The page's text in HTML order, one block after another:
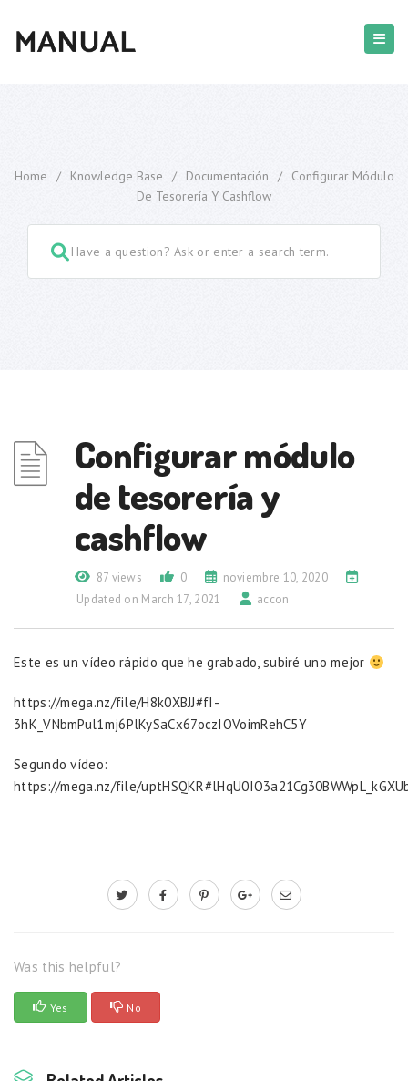
Home / Knowledge Base / Documentación /
Configurar Módulo
De Tesorería Y Cashflow
Configurar módulo
de tesorería y
cashflow
87 views 0
noviembre 10, 2020
Updated on March 17, 2021
accon
Este es un vídeo rápido que he grabado, subiré uno mejor
https://mega.nz/file/H8k0XBJJ#fI-
3hK_VNbmPul1mj6PlKySaCx67oczIOVoimRehC5Y
Segundo vídeo:
https://mega.nz/file/
Was this helpful?
Yes No